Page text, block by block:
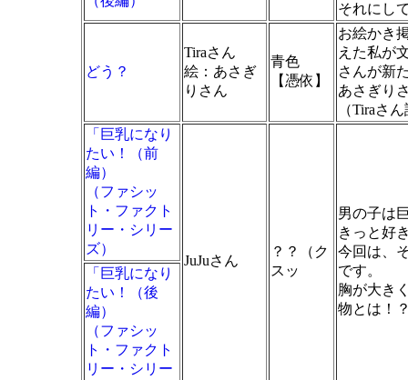
それにし
どう？
Tiraさん
絵：あさぎ
りさん
青色
【憑依】
お絵かき
えた私が
さんが新
あさぎり
（Tiraさ
「巨乳になり
たい！（前
編）
（ファシッ
ト・ファクト
リー・シリー
ズ）
JuJuさん
？？（ク
スッ
男の子は
きっと好
今回は、
です。
胸が大き
物とは！
「巨乳になり
たい！（後
編）
（ファシッ
ト・ファクト
リー・シリー